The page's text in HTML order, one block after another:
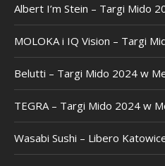
Albert I’m Stein – Targi Mido
MOLOKA i IQ Vision – Targi
Belutti – Targi Mido 2024 w
TEGRA – Targi Mido 2024 w
Wasabi Sushi – Libero